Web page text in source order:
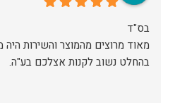
מאוד מרוצים מהמוצר והשירות היה
בהחלט נשוב לקנות אצלכם בע"ה.